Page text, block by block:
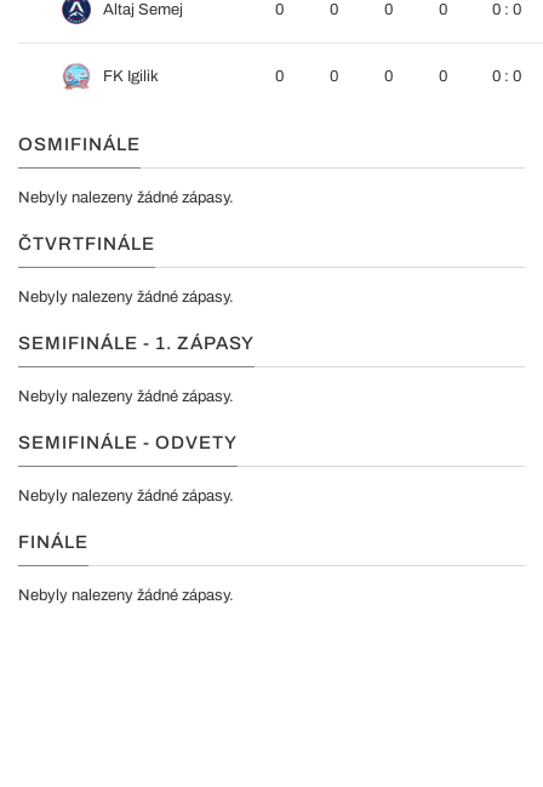
Altaj Semej 0 0 0 0 0 : 0
FK Igilik 0 0 0 0 0 : 0
OSMIFINÁLE
Nebyly nalezeny žádné zápasy.
ČTVRTFINÁLE
Nebyly nalezeny žádné zápasy.
SEMIFINÁLE - 1. ZÁPASY
Nebyly nalezeny žádné zápasy.
SEMIFINÁLE - ODVETY
Nebyly nalezeny žádné zápasy.
FINÁLE
Nebyly nalezeny žádné zápasy.